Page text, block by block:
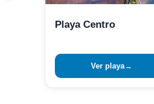
Playa Centro
Ver playa→